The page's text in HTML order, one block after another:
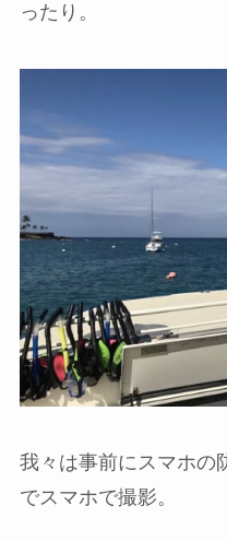
ったり。
我々は事前にスマホの
でスマホで撮影。